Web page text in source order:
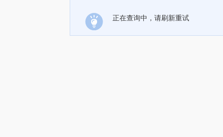
正在查询中，请刷新重试